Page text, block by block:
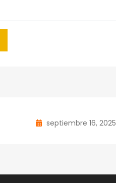
septiembre 16, 2025